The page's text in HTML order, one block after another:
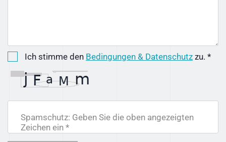
Ich stimme den Bedingungen & Datenschutz zu. *
Spamschutz: Geben Sie die oben angezeigten
Zeichen ein *